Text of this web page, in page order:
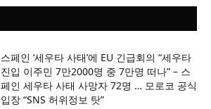
스페인 ‘세우타 사태’에 EU 긴급회의 “세우타
진입 이주민 7만2000명 중 7만명 떠나” – 스
페인 세우타 사태 사망자 72명 … 모로코 공식
입장 “SNS 허위정보 탓”